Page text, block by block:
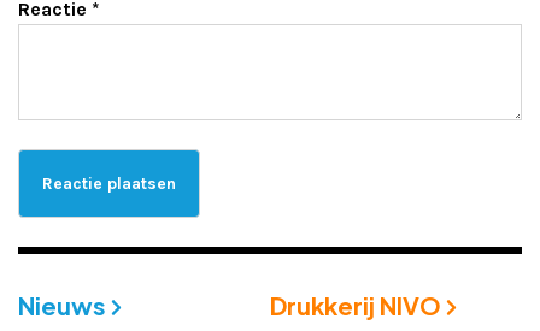
Reactie *
Nieuws Drukkerij NIVO